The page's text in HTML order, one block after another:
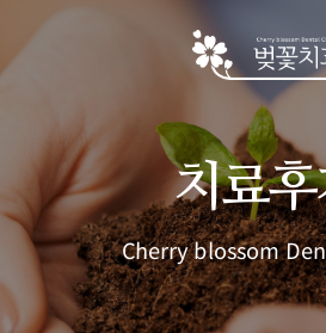
치료후
Cherry blossom